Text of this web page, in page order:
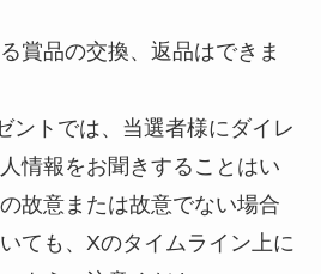
賞品の交換、返品はできま
ントでは、当選者様にダイレ
情報をお聞きすることはい
故意または故意でない場合
ても、Xのタイムライン上に